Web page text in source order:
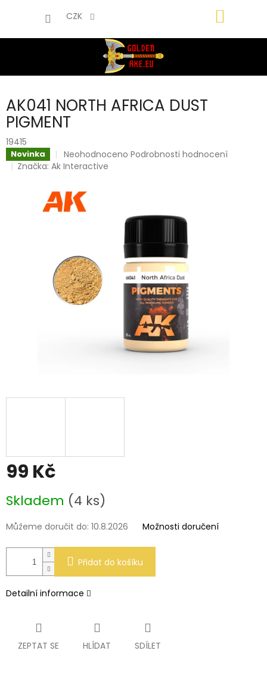
CZK
AK041 NORTH AFRICA DUST
PIGMENT
19415
Novinka
Průměrné
hodnocení
0,0
z
Neohodnoceno Podrobnosti hodnocení
Značka:Ak Interactive
99 Kč
cena:
Skladem (4 ks)
Můžeme doručit do: 10.8.2026 Možnosti doručení
Přidat do košíku
Detailní informace
ZEPTAT SE HLÍDAT SDÍLET